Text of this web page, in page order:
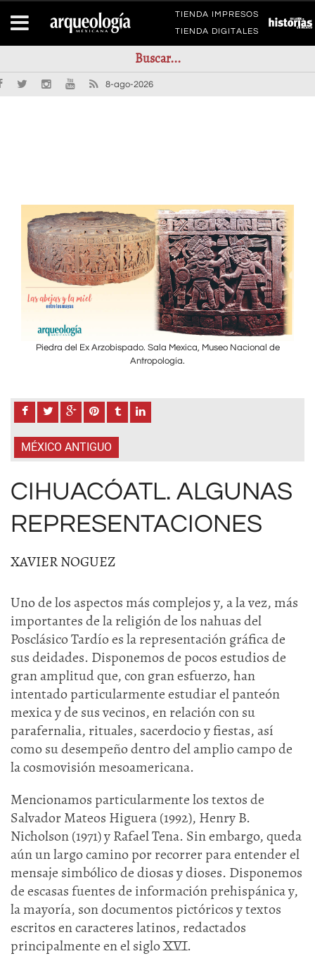
TIENDA IMPRESOS
TIENDA DIGITALES
8-ago-2026
Piedra del Ex Arzobispado. Sala Mexica, Museo Nacional de
Antropología.
MÉXICO ANTIGUO
CIHUACÓATL. ALGUNAS
REPRESENTACIONES
XAVIER NOGUEZ
Uno de los aspectos más complejos y, a la vez, más
importantes de la religión de los nahuas del
Posclásico Tardío es la representación gráfica de
sus deidades. Disponemos de pocos estudios de
gran amplitud que, con gran esfuerzo, han
intentado particularmente estudiar el panteón
mexica y de sus vecinos, en relación con su
parafernalia, rituales, sacerdocio y fiestas, así
como su desempeño dentro del amplio campo de
la cosmovisión mesoamericana.
Mencionamos particularmente los textos de
Salvador Mateos Higuera (1992), Henry B.
Nicholson (1971) y Rafael Tena. Sin embargo, queda
aún un largo camino por recorrer para entender el
mensaje simbólico de diosas y dioses. Disponemos
de escasas fuentes de información prehispánica y,
la mayoría, son documentos pictóricos y textos
escritos en caracteres latinos, redactados
principalmente en el siglo XVI.